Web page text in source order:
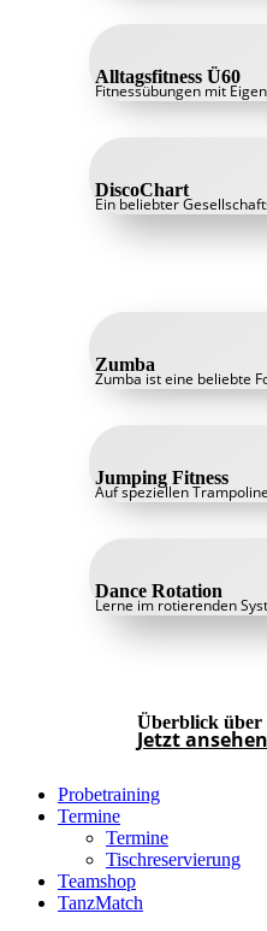
Alltagsfitness Ü60
Fitnessübungen mit
DiscoChart
Ein beliebter
Zumba
Zumba ist eine beliebte
Jumping Fitness
Auf speziellen
Dance Rotation
Lerne im rotierenden
Überblick über
Jetzt ansehen
Probetraining
Termine
Termine
Tischreservierung
Teamshop
TanzMatch